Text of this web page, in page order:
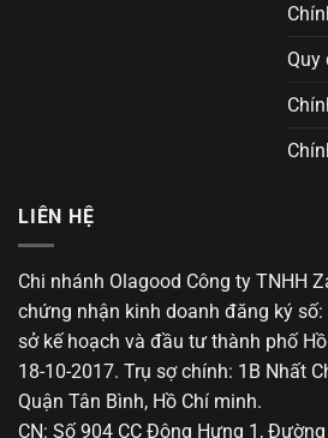
Quy
LIÊN HỆ
Chi nhánh Olagood Công ty TNHH
chứng nhận kinh doanh đăng ký
sở kế hoạch và đầu tư thành phố
18-10-2017. Trụ sợ chính: 1B Nhất
Quận Tân Bình, Hồ Chí minh.
CN: Số 904 CC Đông Hưng 1,